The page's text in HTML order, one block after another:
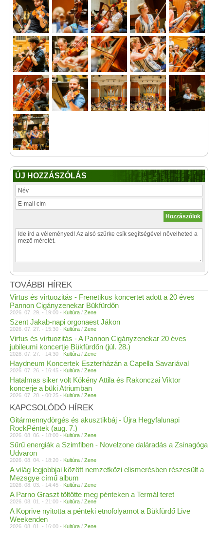
ÚJ HOZZÁSZÓLÁS
TOVÁBBI HÍREK
Virtus és virtuozitás - Frenetikus koncertet adott a 20 éves
Pannon Cigányzenekar Bükfürdőn
2026. 07. 29. - 19:00 - Kultúra / Zene
Szent Jakab-napi orgonaest Jákon
2026. 07. 27. - 15:30 - Kultúra / Zene
Virtus és virtuozitás - A Pannon Cigányzenekar 20 éves
jubileumi koncertje Bükfürdőn (júl. 28.)
2026. 07. 27. - 14:30 - Kultúra / Zene
Haydneum Koncertek Eszterházán a Capella Savariával
2026. 07. 26. - 16:45 - Kultúra / Zene
Hatalmas siker volt Kökény Attila és Rakonczai Viktor
koncerje a büki Atriumban
2026. 07. 20. - 00:25 - Kultúra / Zene
KAPCSOLÓDÓ HÍREK
Gitármennydörgés és akusztikbáj - Újra Hegyfalunapi
RockPéntek (aug. 7.)
2026. 08. 06. - 18:00 - Kultúra / Zene
Sűrű energiák a Szimfiben - Novelzone daláradás a Zsinagóga
Udvaron
2026. 08. 04. - 18:20 - Kultúra / Zene
A világ legjobbjai között nemzetközi elismerésben részesült a
Mezsgye című album
2026. 08. 03. - 14:45 - Kultúra / Zene
A Parno Graszt töltötte meg pénteken a Termál teret
2026. 08. 01. - 21:00 - Kultúra / Zene
A Koprive nyitotta a pénteki etnofolyamot a Bükfürdő Live
Weekenden
2026. 08. 01. - 16:00 - Kultúra / Zene